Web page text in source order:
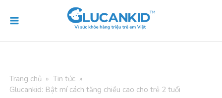
Menu
Trang chủ » Tin tức »
Glucankid: Bật mí cách tăng chiều cao cho trẻ 2 tuổi